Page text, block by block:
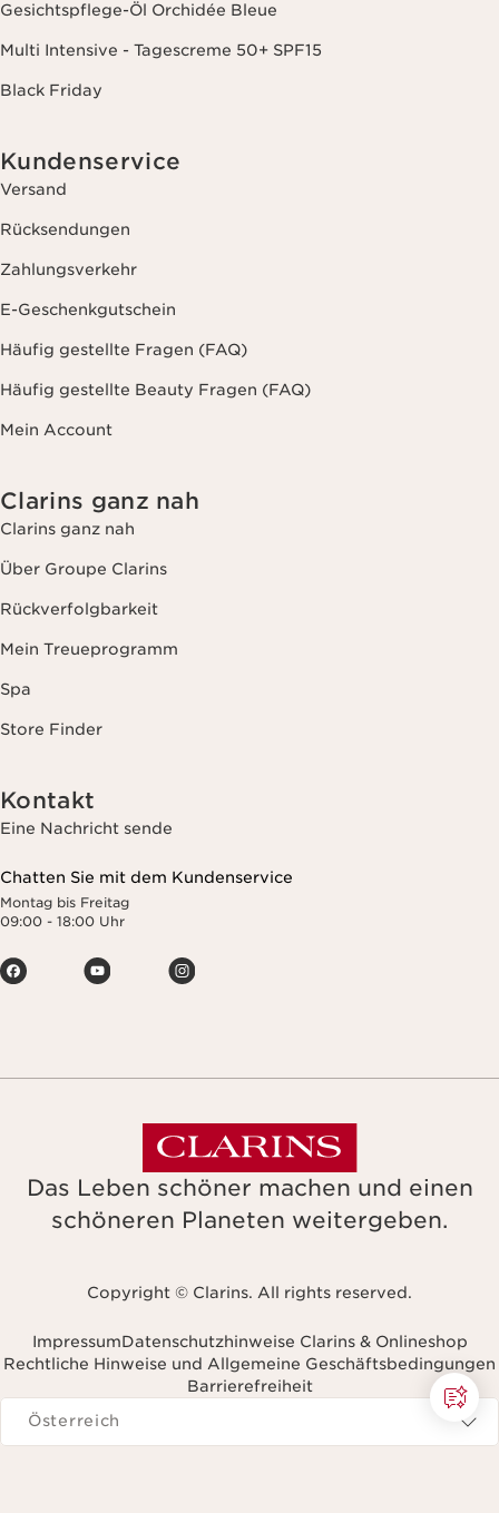
Gesichtspflege-Öl Orchidée Bleue
Multi Intensive - Tagescreme 50+ SPF15
Black Friday
Kundenservice
Versand
Rücksendungen
Zahlungsverkehr
E-Geschenkgutschein
Häufig gestellte Fragen (FAQ)
Häufig gestellte Beauty Fragen (FAQ)
Mein Account
Clarins ganz nah
Clarins ganz nah
Über Groupe Clarins
Rückverfolgbarkeit
Mein Treueprogramm
Spa
Store Finder
Kontakt
Eine Nachricht sende
Chatten Sie mit dem Kundenservice
Montag bis Freitag
09:00 - 18:00 Uhr
Das Leben schöner machen und einen
schöneren Planeten weitergeben.
Copyright © Clarins. All rights reserved.
ImpressumDatenschutzhinweise Clarins & Onlineshop
Rechtliche Hinweise und Allgemeine Geschäftsbedingungen
Barrierefreiheit
Navigieren zu
Österreich